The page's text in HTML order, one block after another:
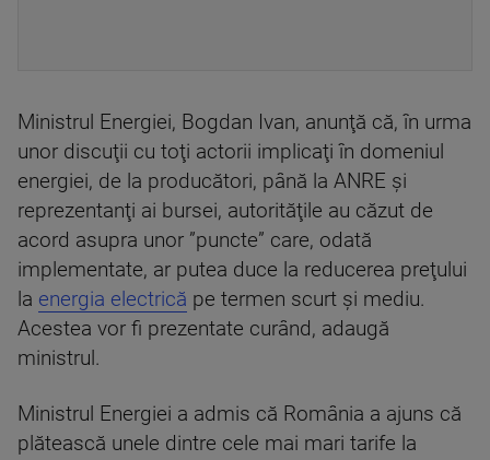
Ministrul Energiei, Bogdan Ivan, anunţă că, în urma
unor discuţii cu toţi actorii implicaţi în domeniul
energiei, de la producători, până la ANRE şi
reprezentanţi ai bursei, autorităţile au căzut de
acord asupra unor ”puncte” care, odată
implementate, ar putea duce la reducerea preţului
la energia electrică pe termen scurt şi mediu.
Acestea vor fi prezentate curând, adaugă
ministrul.
Ministrul Energiei a admis că România a ajuns că
plătească unele dintre cele mai mari tarife la